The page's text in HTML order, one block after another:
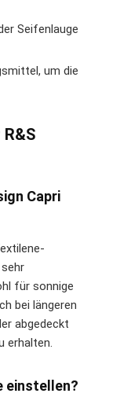
Seifenlauge
um die
Capri
für sonnige
bei längeren
abgedeckt
erhalten.
einstellen?